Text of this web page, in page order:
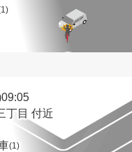
丁目 付近
(1)